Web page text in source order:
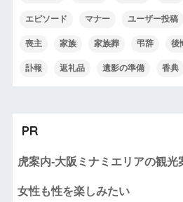
エピソード マナー ユーザー投稿
喪主 家族 家族葬 弔辞 後
訃報 返礼品 遺影の準備 香典
PR
虎案内-大阪ミナミエリアの観光
女性も性を楽しみたい